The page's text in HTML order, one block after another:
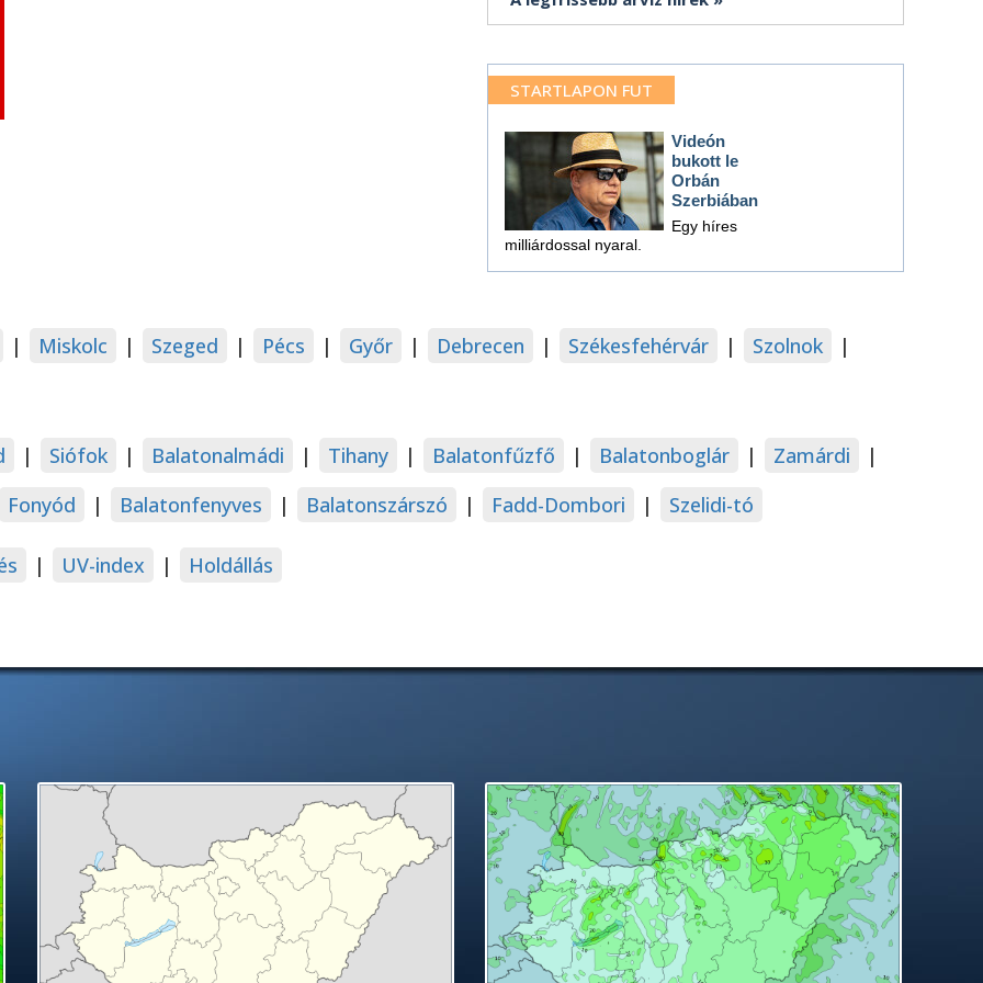
STARTLAPON FUT
Videón
bukott le
Orbán
Szerbiában
Egy híres
milliárdossal nyaral.
| Miskolc | Szeged | Pécs | Győr | Debrecen | Székesfehérvár | Szolnok
|
| Siófok | Balatonalmádi | Tihany | Balatonfűzfő | Balatonboglár | Zamárdi
|
Fonyód | Balatonfenyves | Balatonszárszó | Fadd-Dombori | Szelidi-tó
| UV-index | Holdállás